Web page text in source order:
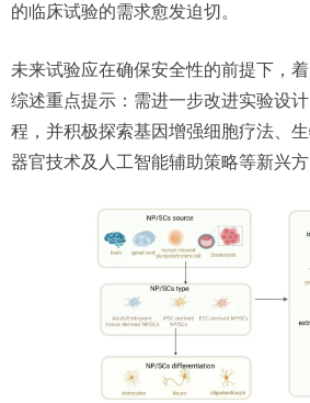
的临床试验的需求愈发迫切。
未来试验应在确保安全性的前提下，
综述重点提示：需进一步改进实验设
程，并积极探索基因增强细胞疗法、
器官技术及人工智能辅助策略等新兴方